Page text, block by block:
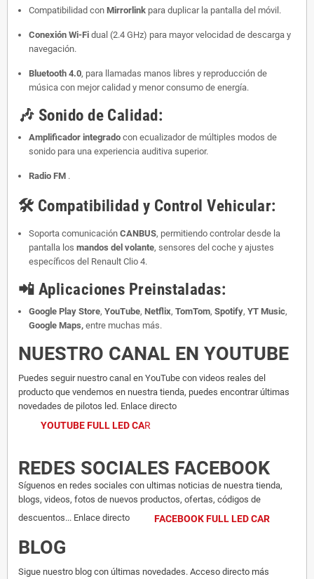
Compatibilidad con Mirrorlink para duplicar la pantalla del móvil.
Conexión Wi-Fi dual (2.4 GHz) para mayor velocidad de descarga y
navegación.
Bluetooth 4.0, para llamadas manos libres y reproducción de
música con mejor calidad y menor consumo de energía.
🎶 Sonido de Calidad:
Amplificador integrado con ecualizador de múltiples modos de
sonido para una experiencia auditiva superior.
Radio FM .
🛠️ Compatibilidad y Control Vehicular:
Soporta comunicación CANBUS, permitiendo controlar desde la
pantalla los mandos del volante, sensores del coche y ajustes
específicos del Renault Clio 4.
📲 Aplicaciones Preinstaladas:
Google Play Store, YouTube, Netflix, TomTom, Spotify, YT Music,
Google Maps, entre muchas más.
NUESTRO CANAL EN YOUTUBE
Puedes seguir nuestro canal en YouTube con videos reales del
producto que vendemos en nuestra tienda, puedes encontrar últimas
novedades de pilotos led. Enlace directo
YOUTUBE FULL LED CAR
REDES SOCIALES FACEBOOK
Síguenos en redes sociales con ultimas noticias de nuestra tienda,
blogs, videos, fotos de nuevos productos, ofertas, códigos de
descuentos... Enlace directo
FACEBOOK FULL LED CAR
BLOG
Sigue nuestro blog con últimas novedades. Acceso directo más